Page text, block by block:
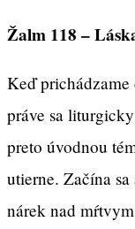
Žalm 118 –
Keď
práve sa
preto úvodnou
utierne. Začína
nárek nad